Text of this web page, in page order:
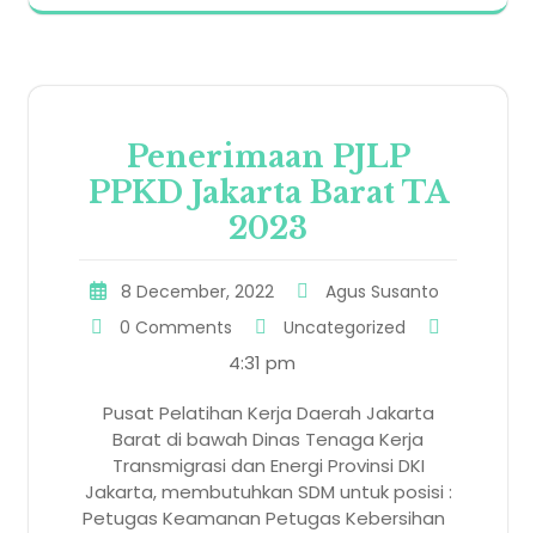
Penerimaan PJLP
PPKD Jakarta Barat TA
2023
8 December, 2022
Agus Susanto
0 Comments
Uncategorized
4:31 pm
Pusat Pelatihan Kerja Daerah Jakarta
Barat di bawah Dinas Tenaga Kerja
Transmigrasi dan Energi Provinsi DKI
Jakarta, membutuhkan SDM untuk posisi :
Petugas Keamanan Petugas Kebersihan